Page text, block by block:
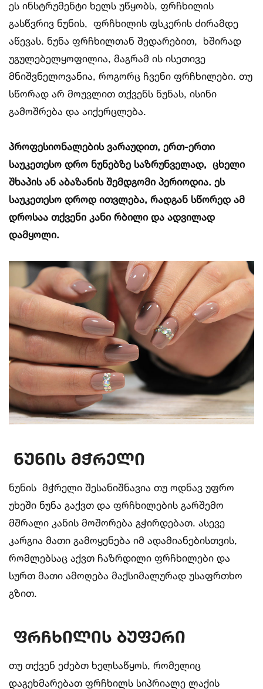
ეს ინსტრუმენტი ხელს უწყობს, ფრჩხილის
გასწვრივ ნუნის, ფრჩხილის ფსკერის ძირამდე
აწევას. ნუნა ფრჩხილთან შედარებით, ხშირად
უგულებელყოფილია, მაგრამ ის ისეთივე
მნიშვნელოვანია, როგორც ჩვენი ფრჩხილები. თუ
სწორად არ მოუვლით თქვენს ნუნას, ისინი
გამოშრება და აიქერცლება.
პროფესიონალების ვარაუდით, ერთ-ერთი
საუკეთესო დრო ნუნებზე საზრუნველად, ცხელი
შხაპის ან აბაზანის შემდგომი პერიოდია. ეს
საუკეთესო დროდ ითვლება, რადგან სწორედ ამ
დროსაა თქვენი კანი რბილი და ადვილად
დამყოლი.
ნუნის მჭრელი
ნუნის მჭრელი შესანიშნავია თუ ოდნავ უფრო
უხეში ნუნა გაქვთ და ფრჩხილების გარშემო
მშრალი კანის მოშორება გჭირდებათ. ასევე
კარგია მათი გამოყენება იმ ადამიანებისთვის,
რომლებსაც აქვთ ჩაზრდილი ფრჩხილები და
სურთ მათი ამოღება მაქსიმალურად უსაფრთხო
გზით.
ფრჩხილის ბუფერი
თუ თქვენ ეძებთ ხელსაწყოს, რომელიც
დაგეხმარებათ ფრჩხილს სიპრიალე ლაქის